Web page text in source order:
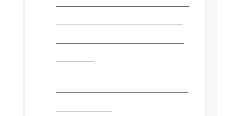
밑줄 태그 HTML 4에서는 더 이상
사용되지 않으며 다른 의미 체계
와 함께 HTML5에서 다시 도입되
었습니다.
이 태그는 다음을 보여줍니다.밑
줄 친 텍스트.